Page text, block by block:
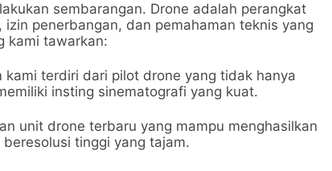
sembarangan. Drone adalah perangkat
penerbangan, dan pemahaman teknis yang
kami tawarkan:
kami terdiri dari pilot drone yang tidak hanya
insting sinematografi yang kuat.
unit drone terbaru yang mampu menghasilkan
tinggi yang tajam.